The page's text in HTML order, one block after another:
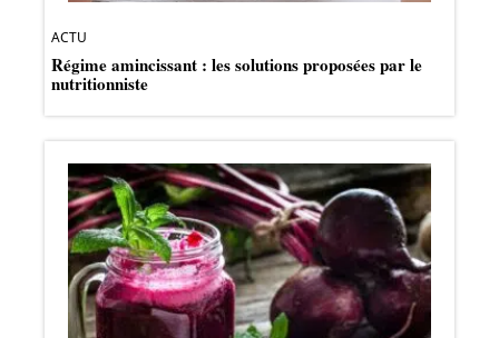
ACTU
Régime amincissant : les solutions proposées par le
nutritionniste